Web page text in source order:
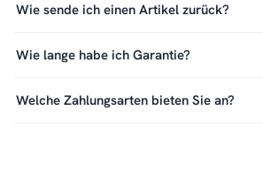
Wie sende ich einen Artikel zurück?
Wie lange habe ich Garantie?
Welche Zahlungsarten bieten Sie an?